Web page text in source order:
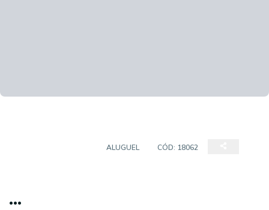
ALUGUEL CÓD: 18062
...